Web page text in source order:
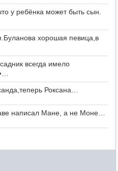
у ребёнка может быть сын.
хорошая певица,в
всегда имело
Роксана…
написал Мане, а не Моне…